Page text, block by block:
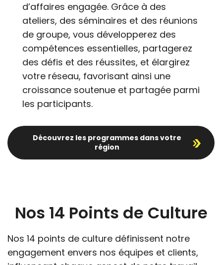
d’affaires engagée. Grâce à des
ateliers, des séminaires et des réunions
de groupe, vous développerez des
compétences essentielles, partagerez
des défis et des réussites, et élargirez
votre réseau, favorisant ainsi une
croissance soutenue et partagée parmi
les participants.
Découvrez les programmes dans votre
région
Nos 14 Points de Culture
Nos 14 points de culture définissent notre
engagement envers nos équipes et clients,